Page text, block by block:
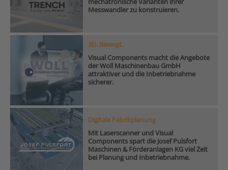
Messwandler zu konstruieren.
3D. Bewegt.
Visual Components macht die Angebote
der Woll Maschinenbau GmbH
attraktiver und die Inbetriebnahme
sicherer.
Digitale Fabrikplanung
Mit Laserscanner und Visual
Components spart die Josef Pulsfort
Maschinen & Förderanlagen KG viel Zeit
bei Planung und Inbetriebnahme.